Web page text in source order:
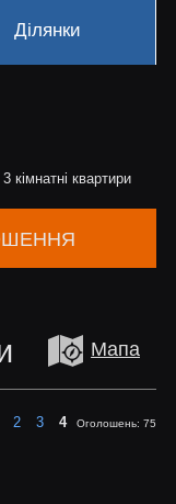
Ділянки
3 кімнатні квартири
Мапа
2 3 4 Оголошень:75